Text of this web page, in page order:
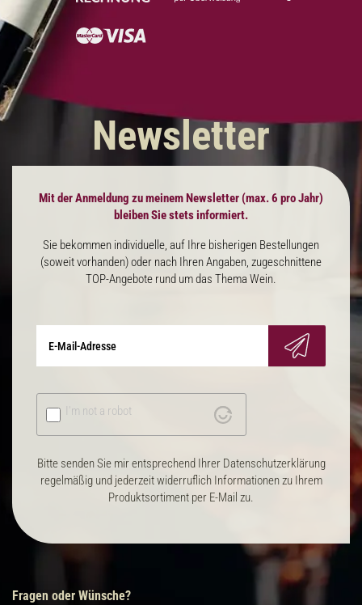
Fragen oder Wünsche?
Newsletter
Mit der Anmeldung zu meinem Newsletter (max. 6 pro Jahr)
bleiben Sie stets informiert.
Sie bekommen individuelle, auf Ihre bisherigen Bestellungen
(soweit vorhanden) oder nach Ihren Angaben, zugeschnittene
TOP-Angebote rund um das Thema Wein.
I'm not a robot
Bitte senden Sie mir entsprechend Ihrer Datenschutzerklärung
regelmäßig und jederzeit widerruflich Informationen zu Ihrem
Produktsortiment per E-Mail zu.